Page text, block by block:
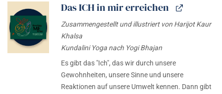
Das ICH in mir erreichen
Zusammengestellt und illustriert von Harijot Kaur
Khalsa
Kundalini Yoga nach Yogi Bhajan
Es gibt das "Ich", das wir durch unsere
Gewohnheiten, unsere Sinne und unsere
Reaktionen auf unsere Umwelt kennen. Dann gibt